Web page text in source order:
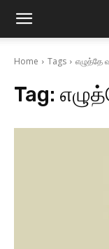
Home Tags எழுத்தே
Tag: